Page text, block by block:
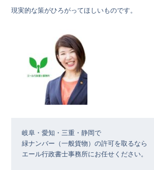
現実的な策がひろがってほしいものです。
岐阜・愛知・三重・静岡で
緑ナンバー（一般貨物）の許可を取るなら
エール行政書士事務所にお任せください。